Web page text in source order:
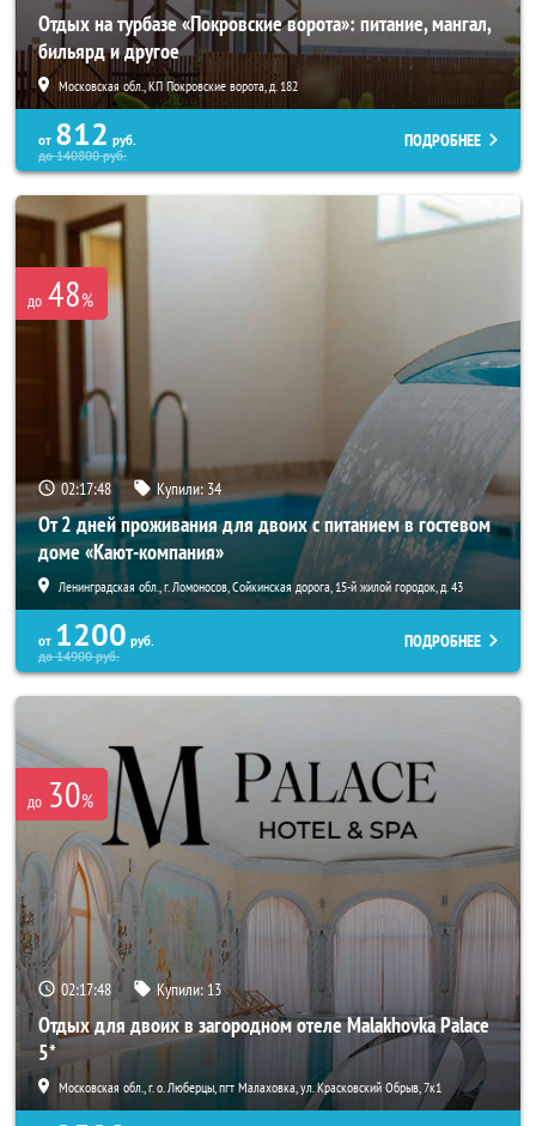
Отдых на турбазе «Покровские ворота»: питание, мангал,
бильярд и другое
Московская обл., КП Покровские ворота, д. 182
от 812 руб.
до140800руб.
ПОДРОБНЕЕ
до 48%
02:17:46 Купили: 34
От 2 дней проживания для двоих с питанием в гостевом
доме «Кают-компания»
Ленинградская обл., г. Ломоносов, Сойкинская дорога, 15-й жилой городок, д. 43
от 1200 руб.
до14900руб.
ПОДРОБНЕЕ
до 30%
02:17:46 Купили: 13
Отдых для двоих в загородном отеле Malakhovka Palace
5*
Московская обл., г. о. Люберцы, пгт Малаховка, ул. Красковский Обрыв, 7к1